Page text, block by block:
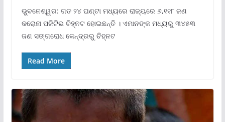
ଭୁବନେଶ୍ୱର: ଗତ ୨୪ ଘଣ୍ଟା ମଧ୍ୟରେ ରାଜ୍ୟରେ ୬,୧୧୮ ଜଣ
କରୋନା ପଜିଟିଭ ଚିହ୍ନଟ ହୋଇଛନ୍ତି । ଏମାନଙ୍କ ମଧ୍ୟରୁ ୩୪୫୩
ଜଣ ସଙ୍ଗରୋଧ କେନ୍ଦ୍ରରୁ ଚିହ୍ନଟ
Read More